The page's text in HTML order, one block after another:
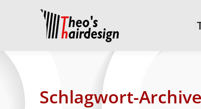
Schlagwort-